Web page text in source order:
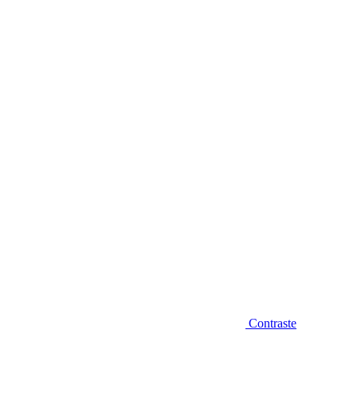
Contraste